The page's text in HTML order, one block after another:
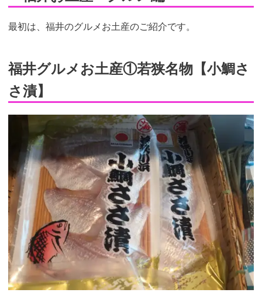
最初は、福井のグルメお土産のご紹介です。
福井グルメお土産①若狭名物【小鯛さ
さ漬】